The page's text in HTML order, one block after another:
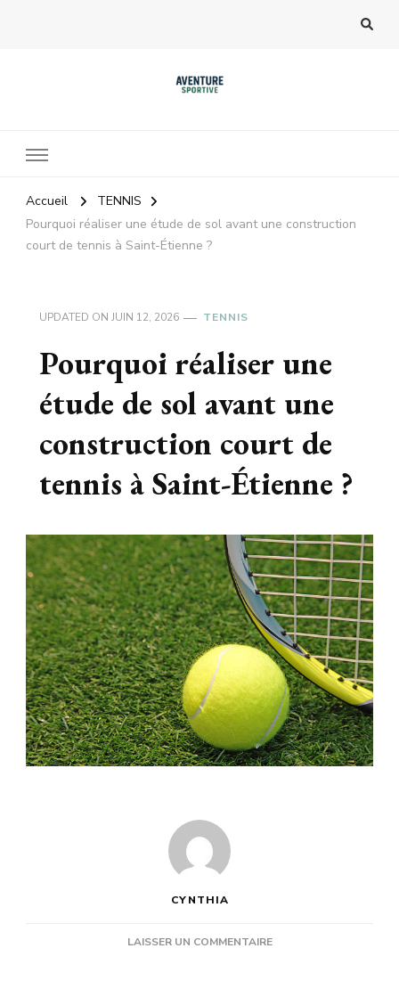
Accueil
TENNIS
Pourquoi réaliser une étude de sol avant une construction
court de tennis à Saint-Étienne ?
UPDATED ON JUIN 12, 2026 TENNIS
Pourquoi réaliser une
étude de sol avant une
construction court de
tennis à Saint-Étienne ?
CYNTHIA
LAISSER UN COMMENTAIRESUR